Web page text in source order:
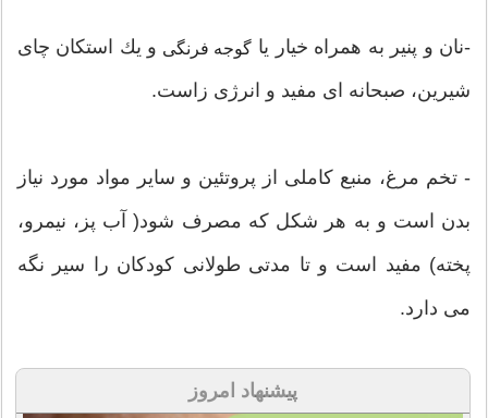
-نان و پنیر به همراه خیار یا گوجه فرنگی و یك استكان چای
شیرین، صبحانه ای مفید و انرژی زاست.
- تخم مرغ، منبع كاملی از پروتئین و سایر مواد مورد نیاز
بدن است و به هر شكل كه مصرف شود( آب پز، نیمرو،
پخته) مفید است و تا مدتی طولانی كودكان را سیر نگه
می دارد.
پیشنهاد امروز